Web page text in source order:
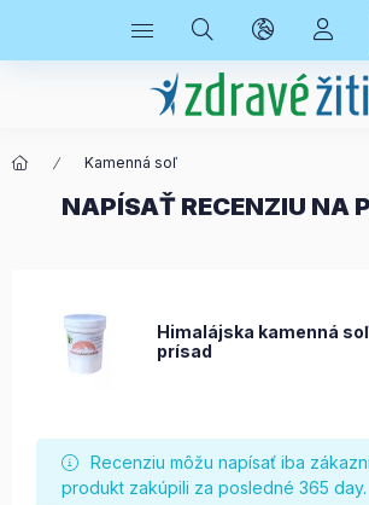
Kamenná soľ
NAPÍSAŤ RECENZIU NA
Himalájska kamenná
prísad
Recenziu môžu napísať iba
produkt zakúpili za posledné 365 day.